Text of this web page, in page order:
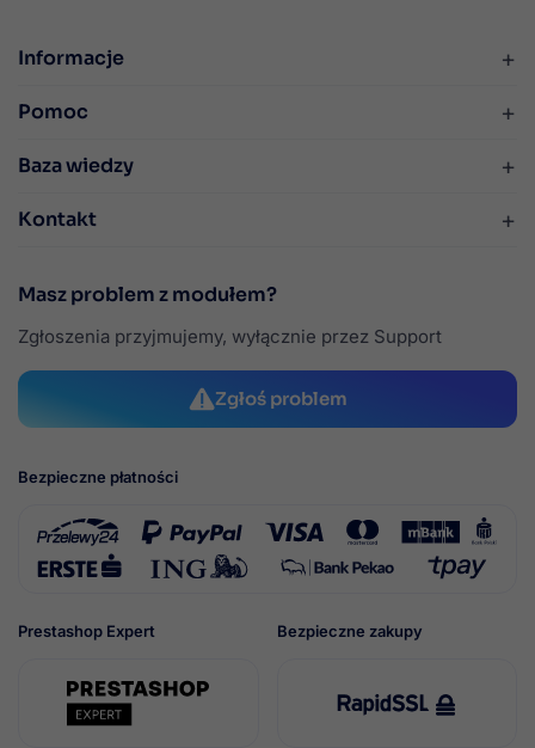
Informacje +
Pomoc +
Baza wiedzy +
Kontakt +
Masz problem z modułem?
Zgłoszenia przyjmujemy, wyłącznie przez Support
Zgłoś problem
Prestashop Expert
Bezpieczne płatności
Bezpieczne zakupy